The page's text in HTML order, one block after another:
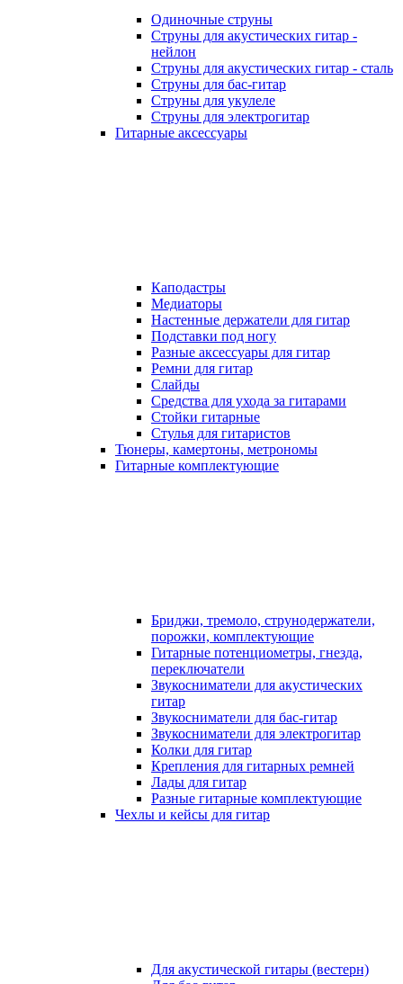
Одиночные струны
Струны для акустических гитар -
нейлон
Струны для акустических гитар - сталь
Струны для бас-гитар
Струны для укулеле
Струны для электрогитар
Гитарные аксессуары
Каподастры
Медиаторы
Настенные держатели для гитар
Подставки под ногу
Разные аксессуары для гитар
Ремни для гитар
Слайды
Средства для ухода за гитарами
Стойки гитарные
Стулья для гитаристов
Тюнеры, камертоны, метрономы
Гитарные комплектующие
Бриджи, тремоло, струнодержатели,
порожки, комплектующие
Гитарные потенциометры, гнезда,
переключатели
Звукосниматели для акустических
гитар
Звукосниматели для бас-гитар
Звукосниматели для электрогитар
Колки для гитар
Крепления для гитарных ремней
Лады для гитар
Разные гитарные комплектующие
Чехлы и кейсы для гитар
Для акустической гитары (вестерн)